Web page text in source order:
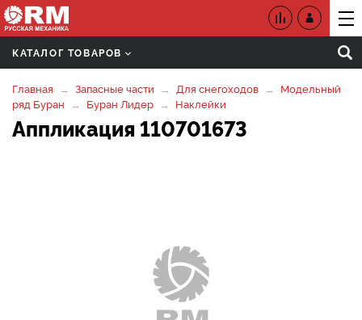
КАТАЛОГ ТОВАРОВ
Главная Запасные части Для снегоходов
Модельный
ряд Буран
Буран Лидер Наклейки
Аппликация 110701673